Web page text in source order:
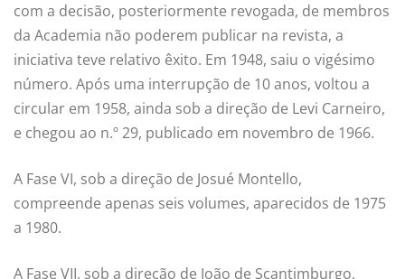
com a decisão, posteriormente revogada, de membros
da Academia não poderem publicar na revista, a
iniciativa teve relativo êxito. Em 1948, saiu o vigésimo
número. Após uma interrupção de 10 anos, voltou a
circular em 1958, ainda sob a direção de Levi Carneiro,
e chegou ao n.º 29, publicado em novembro de 1966.
A Fase VI, sob a direção de Josué Montello,
compreende apenas seis volumes, aparecidos de 1975
a 1980.
A Fase VII, sob a direção de João de Scantimburgo,